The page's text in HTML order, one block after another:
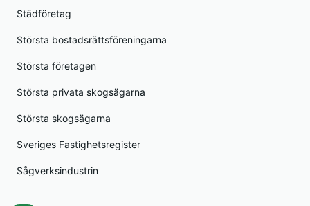
Städföretag
Största bostadsrättsföreningarna
Största företagen
Största privata skogsägarna
Största skogsägarna
Sveriges Fastighetsregister
Sågverksindustrin